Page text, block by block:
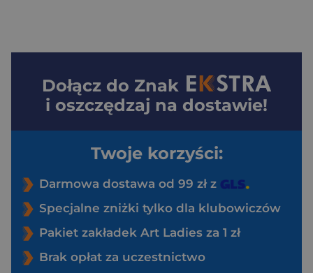
Dołącz do Znak
i oszczędzaj na dostawie!
Twoje korzyści:
Darmowa dostawa od 99 zł z
Specjalne zniżki tylko dla klubowiczów
Pakiet zakładek Art Ladies za 1 zł
Brak opłat za uczestnictwo